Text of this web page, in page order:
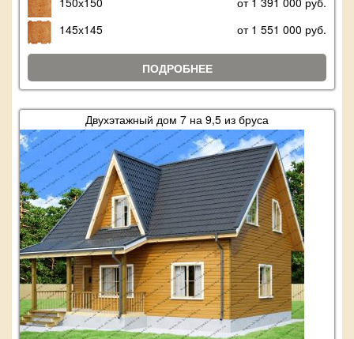
145х145
от 1 551 000 руб.
ПОДРОБНЕЕ
Двухэтажный дом 7 на 9,5 из бруса